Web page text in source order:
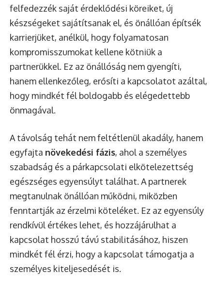
felfedezzék saját érdeklődési köreiket, új
készségeket sajátítsanak el, és önállóan építsék
karrierjüket, anélkül, hogy folyamatosan
kompromisszumokat kellene kötniük a
partnerükkel. Ez az önállóság nem gyengíti,
hanem ellenkezőleg, erősíti a kapcsolatot azáltal,
hogy mindkét fél boldogabb és elégedettebb
önmagával.
A távolság tehát nem feltétlenül akadály, hanem
egyfajta növekedési fázis, ahol a személyes
szabadság és a párkapcsolati elkötelezettség
egészséges egyensúlyt találhat. A partnerek
megtanulnak önállóan működni, miközben
fenntartják az érzelmi köteléket. Ez az egyensúly
rendkívül értékes lehet, és hozzájárulhat a
kapcsolat hosszú távú stabilitásához, hiszen
mindkét fél érzi, hogy a kapcsolat támogatja a
személyes kiteljesedését is.